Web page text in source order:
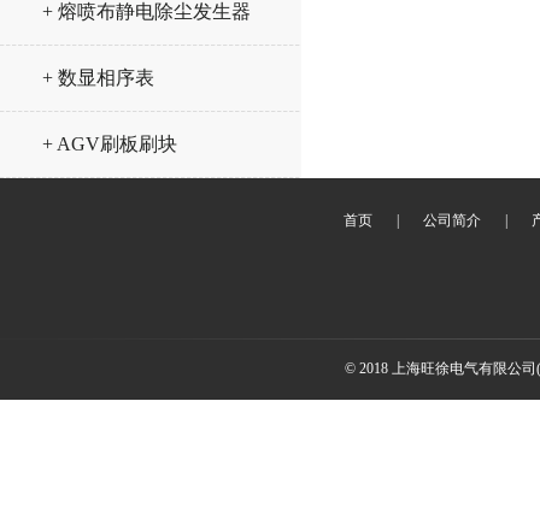
+ 熔喷布静电除尘发生器
+ 数显相序表
+ AGV刷板刷块
首页 公司简介
© 2018 上海旺徐电气有限公司